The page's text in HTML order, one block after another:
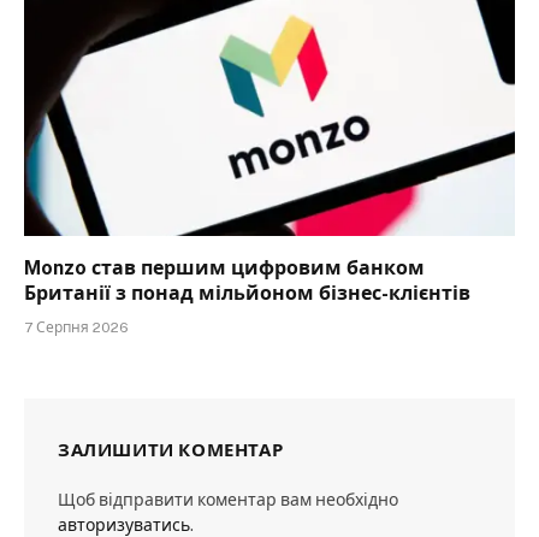
Monzo став першим цифровим банком
Британії з понад мільйоном бізнес-клієнтів
7 Серпня 2026
ЗАЛИШИТИ КОМЕНТАР
Щоб відправити коментар вам необхідно
авторизуватись.